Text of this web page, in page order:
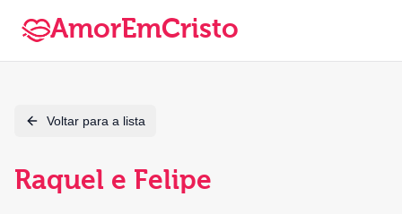
AmorEmCristo
Voltar para a lista
Raquel e Felipe